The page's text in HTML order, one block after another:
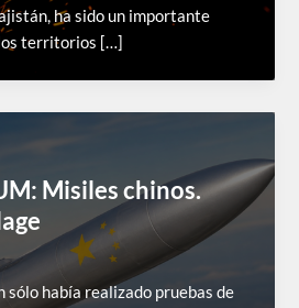
ha sido un importante
territorios […]
Misiles chinos.
sólo había realizado pruebas de